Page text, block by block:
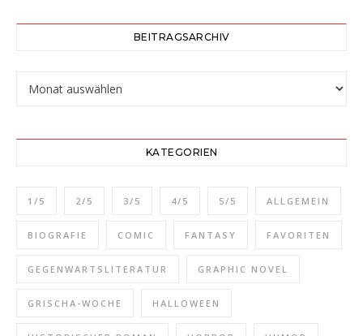
BEITRAGSARCHIV
KATEGORIEN
1/5 2/5 3/5 4/5 5/5 ALLGEMEIN
BIOGRAFIE COMIC FANTASY FAVORITEN
GEGENWARTSLITERATUR GRAPHIC NOVEL
GRISCHA-WOCHE HALLOWEEN